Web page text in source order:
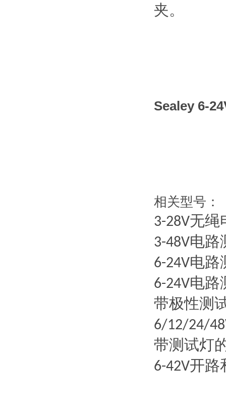
夹。
Sealey 6-
相关型号：
3-28V无绳
3-48V电路
6-24V电路
6-24V电路
带极性测
6/12/24/
带测试灯
6-42V开路